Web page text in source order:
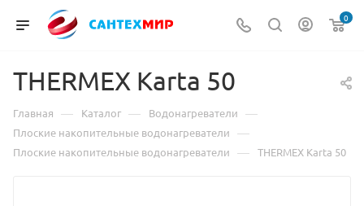
0
THERMEX Karta 50
Главная — Каталог — Водонагреватели —
Плоские накопительные водонагреватели —
Плоские накопительные водонагреватели — THERMEX Karta 50